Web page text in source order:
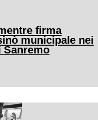
firma
municipale nei
Sanremo